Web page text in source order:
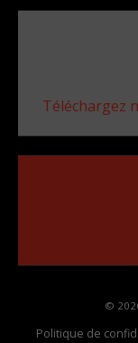
Téléchargez
©
Politique de